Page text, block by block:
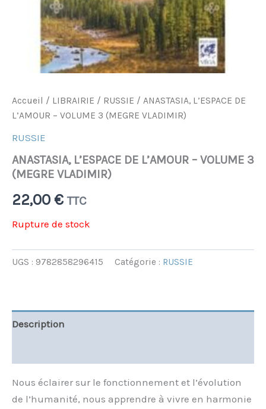
Accueil / LIBRAIRIE / RUSSIE / ANASTASIA, L’ESPACE DE
L’AMOUR – VOLUME 3 (MEGRE VLADIMIR)
RUSSIE
ANASTASIA, L’ESPACE DE L’AMOUR – VOLUME 3
(MEGRE VLADIMIR)
22,00 € TTC
Rupture de stock
UGS : 9782858296415 Catégorie : RUSSIE
Description
Nous éclairer sur le fonctionnement et l’évolution
de l’humanité, nous apprendre à vivre en harmonie